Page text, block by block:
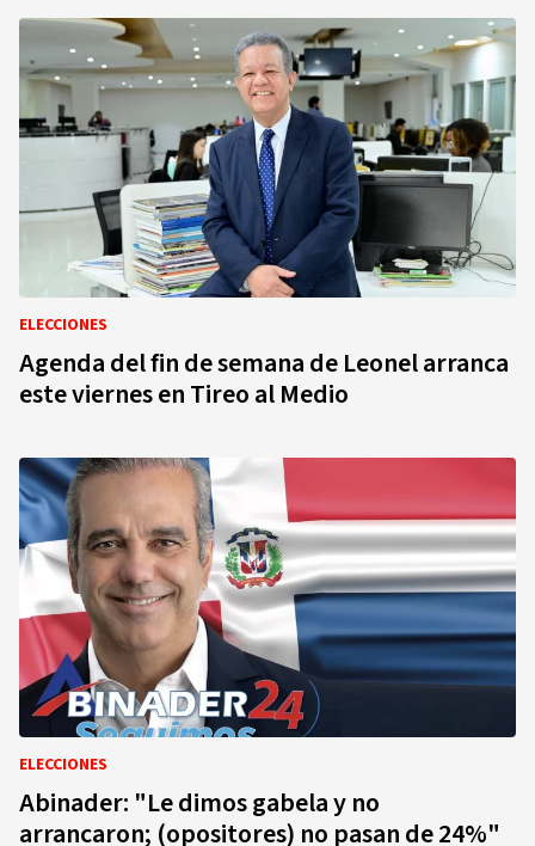
ELECCIONES
Agenda del fin de semana de Leonel arranca
este viernes en Tireo al Medio
ELECCIONES
Abinader: "Le dimos gabela y no
arrancaron; (opositores) no pasan de 24%"